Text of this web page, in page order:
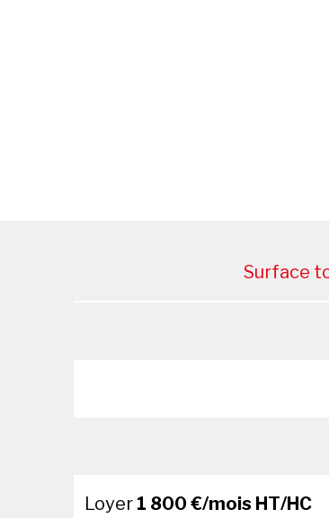
Surface
Loyer 1 800 €/mois HT/HC